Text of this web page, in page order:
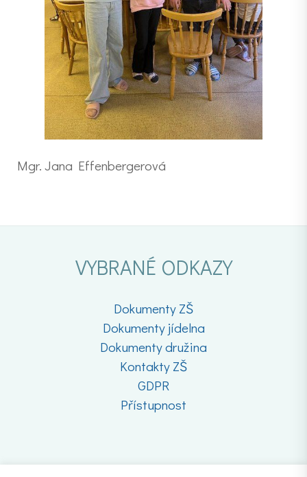
Mgr. Jana Effenbergerová
VYBRANÉ ODKAZY
Dokumenty ZŠ
Dokumenty jídelna
Dokumenty družina
Kontakty ZŠ
GDPR
Přístupnost